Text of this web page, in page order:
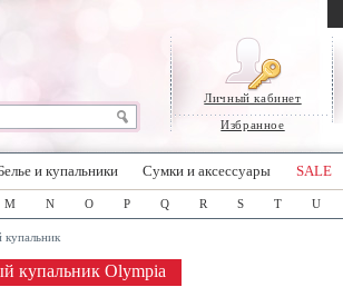
Личный кабинет
Избранное
и купальники Сумки и аксессуары SALE
M N O P Q R S T U
купальник
купальник Olympia